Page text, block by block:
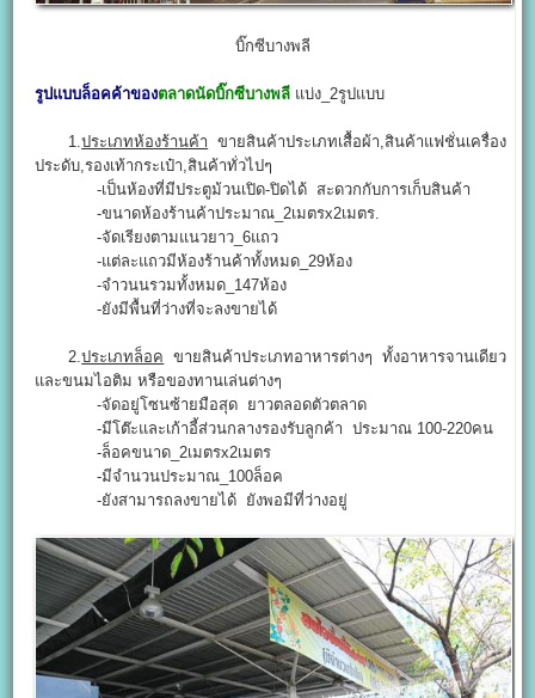
บิ๊กซีบางพลี
รูปแบบล็อคค้าของตลาดนัดบิ๊กซีบางพลี แบ่ง_2รูปแบบ
1.ประเภทห้องร้านค้า ขายสินค้าประเภทเสื้อผ้า,สินค้าแฟชั่นเครื่อง
ประดับ,รองเท้ากระเป๋า,สินค้าทั่วไปๆ
-เป็นห้องที่มีประตูม้วนเปิด-ปิดได้ สะดวกกับการเก็บสินค้า
-ขนาดห้องร้านค้าประมาณ_2เมตรx2เมตร.
-จัดเรียงตามแนวยาว_6แถว
-แต่ละแถวมีห้องร้านค้าทั้งหมด_29ห้อง
-จำวนนรวมทั้งหมด_147ห้อง
-ยังมีพื้นที่ว่างที่จะลงขายได้
2.ประเภทล็อค ขายสินค้าประเภทอาหารต่างๆ ทั้งอาหารจานเดียว
และขนมไอติม หรือของทานเล่นต่างๆ
-จัดอยู่โซนซ้ายมือสุด ยาวตลอดตัวตลาด
-มีโต๊ะและเก้าอี้ส่วนกลางรองรับลูกค้า ประมาณ 100-220คน
-ล็อคขนาด_2เมตรx2เมตร
-มีจำนวนประมาณ_100ล็อค
-ยังสามารถลงขายได้ ยังพอมีที่ว่างอยู่